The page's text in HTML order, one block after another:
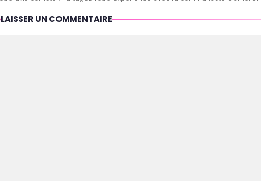
LAISSER UN COMMENTAIRE